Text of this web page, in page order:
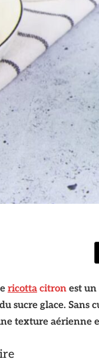
ricotta citronest un
sucre glace. Sans
texture aérienne